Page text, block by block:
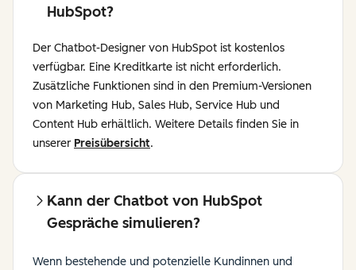
HubSpot?
Der Chatbot-Designer von HubSpot ist kostenlos
verfügbar. Eine Kreditkarte ist nicht erforderlich.
Zusätzliche Funktionen sind in den Premium-Versionen
von Marketing Hub, Sales Hub, Service Hub und
Content Hub erhältlich. Weitere Details finden Sie in
unserer Preisübersicht.
Kann der Chatbot von HubSpot
Gespräche simulieren?
Wenn bestehende und potenzielle Kundinnen und